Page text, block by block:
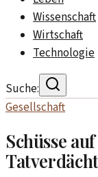
Wissenschaft
Wirtschaft
Technologie
Suche:
Gesellschaft
Schüsse